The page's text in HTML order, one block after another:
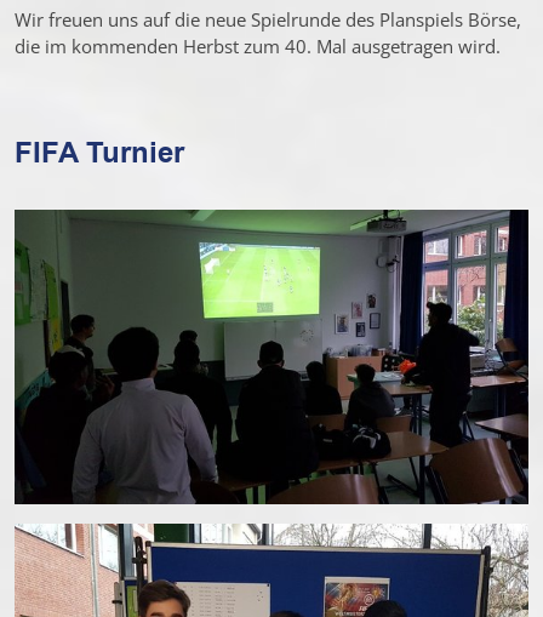
Wir freuen uns auf die neue Spielrunde des Planspiels Börse,
die im kommenden Herbst zum 40. Mal ausgetragen wird.
FIFA Turnier